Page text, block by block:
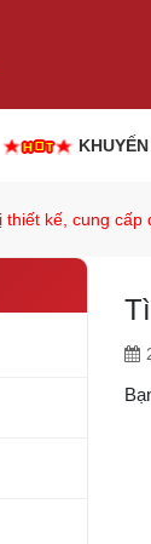
thiết kế, cung cấp